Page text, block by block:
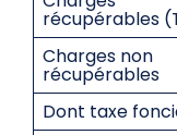
récupérables
Charges non
récupérables
Dont taxe